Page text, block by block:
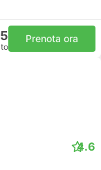
Prenota ora
4.6